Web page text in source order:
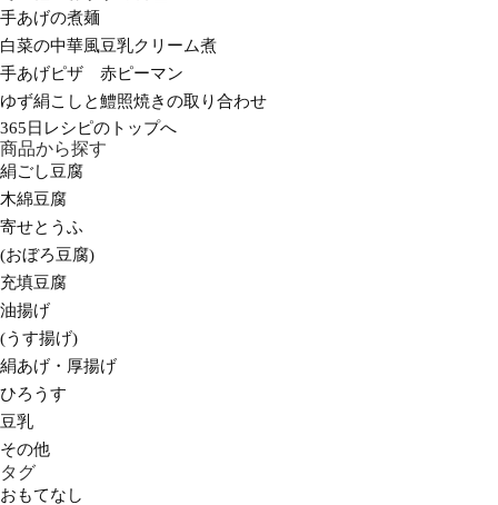
手あげの煮麺
白菜の中華風豆乳クリーム煮
手あげピザ 赤ピーマン
ゆず絹こしと鱧照焼きの取り合わせ
365日レシピのトップへ
商品から探す
絹ごし豆腐
木綿豆腐
寄せとうふ
(おぼろ豆腐)
充填豆腐
油揚げ
(うす揚げ)
絹あげ・厚揚げ
ひろうす
豆乳
その他
タグ
おもてなし